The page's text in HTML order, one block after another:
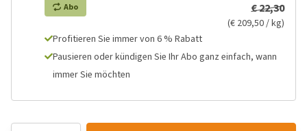
Abo € 22,30
(€ 209,50 / kg)
Profitieren Sie immer von 6 % Rabatt
Pausieren oder kündigen Sie Ihr Abo ganz einfach, wann
immer Sie möchten